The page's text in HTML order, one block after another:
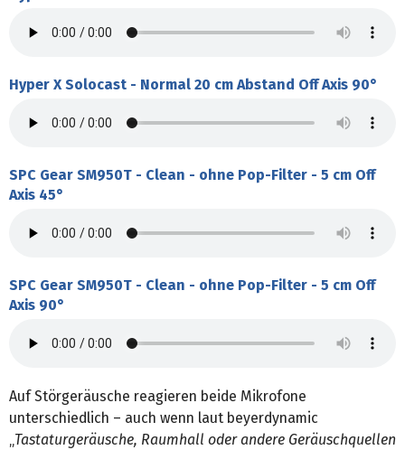
Hyper X Solocast - Normal 20 cm Abstand Off Axis 90°
SPC Gear SM950T - Clean - ohne Pop-Filter - 5 cm Off
Axis 45°
SPC Gear SM950T - Clean - ohne Pop-Filter - 5 cm Off
Axis 90°
Auf Störgeräusche reagieren beide Mikrofone
unterschiedlich – auch wenn laut beyerdynamic
„Tastaturgeräusche, Raumhall oder andere Geräuschquellen